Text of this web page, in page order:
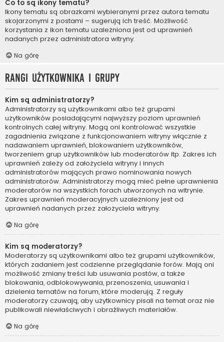
Co to są ikony tematu?
Ikony tematu są obrazkami wybieranymi przez autora tematu
skojarzonymi z postami – sugerują ich treść. Możliwość
korzystania z ikon tematu uzależniona jest od uprawnień
nadanych przez administratora witryny.
Na górę
Rangi użytkownika i grupy
Kim są administratorzy?
Administratorzy są użytkownikami albo też grupami
użytkowników posiadającymi najwyższy poziom uprawnień
kontrolnych całej witryny. Mogą oni kontrolować wszystkie
zagadnienia związane z funkcjonowaniem witryny włącznie z
nadawaniem uprawnień, blokowaniem użytkowników,
tworzeniem grup użytkowników lub moderatorów itp. Zakres ich
uprawnień zależy od założyciela witryny i innych
administratorów mających prawo nominowania nowych
administratorów. Administratorzy mogą mieć pełne uprawnienia
moderatorów na wszystkich forach utworzonych na witrynie.
Zakres uprawnień moderacyjnych uzależniony jest od
uprawnień nadanych przez założyciela witryny.
Na górę
Kim są moderatorzy?
Moderatorzy są użytkownikami albo też grupami użytkowników,
których zadaniem jest codzienne przeglądanie forów. Mają oni
możliwość zmiany treści lub usuwania postów, a także
blokowania, odblokowywania, przenoszenia, usuwania i
dzielenia tematów na forum, które moderują. Z reguły
moderatorzy czuwają, aby użytkownicy pisali na temat oraz nie
publikowali niewłaściwych i obraźliwych materiałów.
Na górę